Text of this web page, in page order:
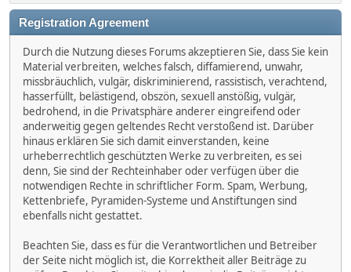
Registration Agreement
Durch die Nutzung dieses Forums akzeptieren Sie, dass Sie kein
Material verbreiten, welches falsch, diffamierend, unwahr,
missbräuchlich, vulgär, diskriminierend, rassistisch, verachtend,
hasserfüllt, belästigend, obszön, sexuell anstößig, vulgär,
bedrohend, in die Privatsphäre anderer eingreifend oder
anderweitig gegen geltendes Recht verstoßend ist. Darüber
hinaus erklären Sie sich damit einverstanden, keine
urheberrechtlich geschützten Werke zu verbreiten, es sei
denn, Sie sind der Rechteinhaber oder verfügen über die
notwendigen Rechte in schriftlicher Form. Spam, Werbung,
Kettenbriefe, Pyramiden-Systeme und Anstiftungen sind
ebenfalls nicht gestattet.
Beachten Sie, dass es für die Verantwortlichen und Betreiber
der Seite nicht möglich ist, die Korrektheit aller Beiträge zu